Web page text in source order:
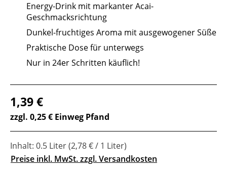
Energy-Drink mit markanter Acai-
Geschmacksrichtung
Dunkel-fruchtiges Aroma mit ausgewogener Süße
Praktische Dose für unterwegs
Nur in 24er Schritten käuflich!
Regulärer Preis:
1,39 €
zzgl. 0,25 € Einweg Pfand
Inhalt: 0.5 Liter(2,78 € / 1 Liter)
Preise inkl. MwSt. zzgl. Versandkosten